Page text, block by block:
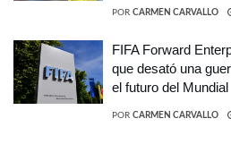
POR CARMEN CARVALLO
FIFA Forward
que desató una
el futuro del Mundial
POR CARMEN CARVALLO